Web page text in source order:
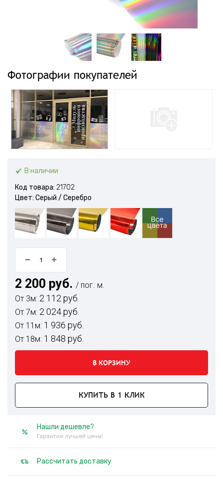
Фотографии покупателей
В наличии
Код товара: 21702
Цвет: Серый / Серебро
2 200 руб. / пог. м.
От 3м: 2 112 руб.
От 7м: 2 024 руб.
От 11м: 1 936 руб.
От 18м: 1 848 руб.
В КОРЗИНУ
КУПИТЬ В 1 КЛИК
Нашли дешевле?
Гарантия лучшей цены!
Рассчитать доставку